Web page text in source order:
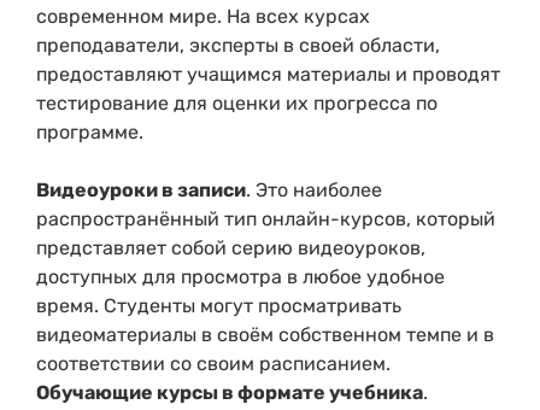
современном мире. На всех курсах
преподаватели, эксперты в своей области,
предоставляют учащимся материалы и проводят
тестирование для оценки их прогресса по
программе.
Видеоуроки в записи. Это наиболее
распространённый тип онлайн-курсов, который
представляет собой серию видеоуроков,
доступных для просмотра в любое удобное
время. Студенты могут просматривать
видеоматериалы в своём собственном темпе и в
соответствии со своим расписанием.
Обучающие курсы в формате учебника.